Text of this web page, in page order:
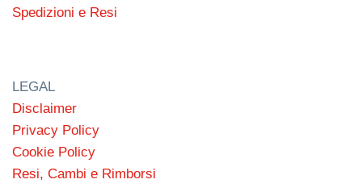
Spedizioni e Resi
LEGAL
Disclaimer
Privacy Policy
Cookie Policy
Resi, Cambi e Rimborsi